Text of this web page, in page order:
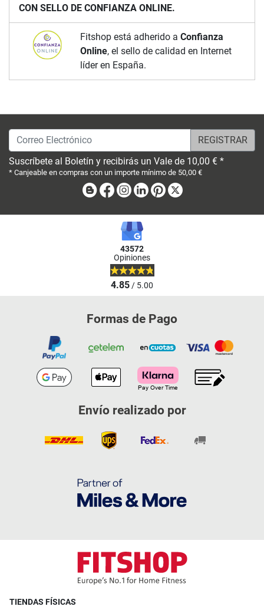
CON SELLO DE CONFIANZA ONLINE.
Fitshop está adherido a Confianza
Online, el sello de calidad en Internet
líder en España.
Correo Electrónico
Suscríbete al Boletín y recibirás un Vale de 10,00 € *
* Canjeable en compras con un importe mínimo de 50,00 €
BlogFacebook
Instagram
LinkedinPinterest
43572
Opiniones
4.85/ 5.00
Formas de Pago
Envío realizado por
TIENDAS FÍSICAS